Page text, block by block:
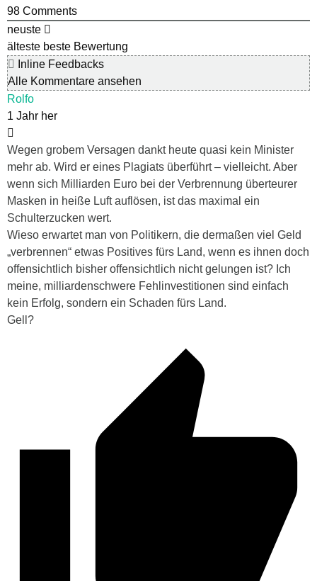
98 Comments
neuste
älteste beste Bewertung
Inline Feedbacks
Alle Kommentare ansehen
Rolfo
1 Jahr her
Wegen grobem Versagen dankt heute quasi kein Minister
mehr ab. Wird er eines Plagiats überführt – vielleicht. Aber
wenn sich Milliarden Euro bei der Verbrennung überteurer
Masken in heiße Luft auflösen, ist das maximal ein
Schulterzucken wert.
Wieso erwartet man von Politikern, die dermaßen viel Geld
„verbrennen“ etwas Positives fürs Land, wenn es ihnen doch
offensichtlich bisher offensichtlich nicht gelungen ist? Ich
meine, milliardenschwere Fehlinvestitionen sind einfach
kein Erfolg, sondern ein Schaden fürs Land.
Gell?